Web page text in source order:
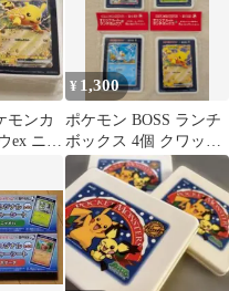
モンカ
ex ニャ
クス
¥ 1,300
ポケモン BOSS ランチ
ボックス 4個 クワッス
イーブイピカチュウニ
ャオハ